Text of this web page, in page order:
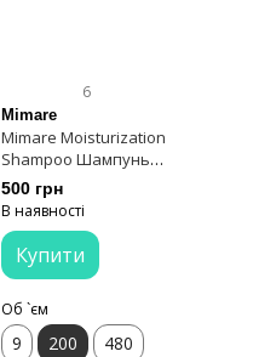
6
Mimare
Mimare Moisturization
Shampoo Шампунь
зволожуючий 200 мл
500 грн
В наявності
Купити
Об `єм
9 200 480